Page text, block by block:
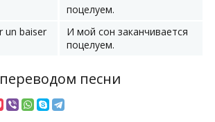
поцелуем.
un baiser
И мой сон заканчивается
поцелуем.
песни